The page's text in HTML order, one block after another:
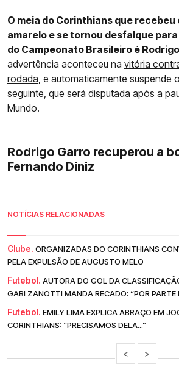
O meia do Corinthians que
amarelo e se tornou desfalque
do Campeonato Brasileiro é
advertência aconteceu na vitória
rodada, e automaticamente suspende
seguinte, que será disputada após a
Mundo.
Rodrigo Garro recuperou a
Fernando Diniz
NOTÍCIAS RELACIONADAS
Clube. ORGANIZADAS DO CORINTHIANS
PELA EXPULSÃO DE AUGUSTO MELO
Futebol. AUTORA DO GOL DA
GABI ZANOTTI MANDA RECADO: “POR PARTE
Futebol. EMILY LIMA EXPLICA ABRAÇO EM
CORINTHIANS: “PRECISAMOS DELA...”
< >